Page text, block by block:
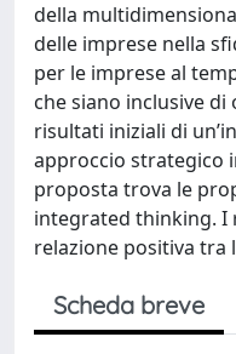
della
delle imprese nella
per le imprese al
che siano inclusive
risultati iniziali di
approccio strategico
proposta trova le
integrated thinking. I
relazione positiva tra
Scheda breve